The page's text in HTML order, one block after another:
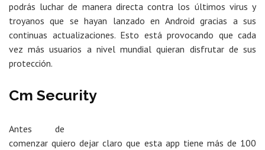
podrás luchar de manera directa contra los últimos virus y
troyanos que se hayan lanzado en Android gracias a sus
continuas actualizaciones. Esto está provocando que cada
vez más usuarios a nivel mundial quieran disfrutar de sus
protección.
Cm Security
Antes de
comenzar quiero dejar claro que esta app tiene más de 100